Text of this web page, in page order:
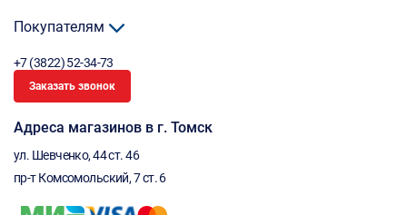
Покупателям
+7 (3822) 52-34-73
Заказать звонок
Адреса магазинов в г. Томск
ул. Шевченко, 44 ст. 46
пр-т Комсомольский, 7 ст. 6